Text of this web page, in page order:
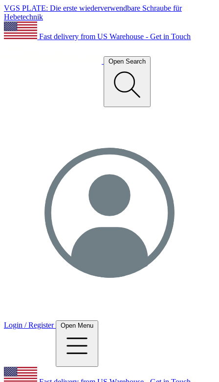
VGS PLATE: Die erste wiederverwendbare Schraube für
Hebetechnik
Fast delivery from US Warehouse - Get in Touch
Open Search
Login / Register Open Menu